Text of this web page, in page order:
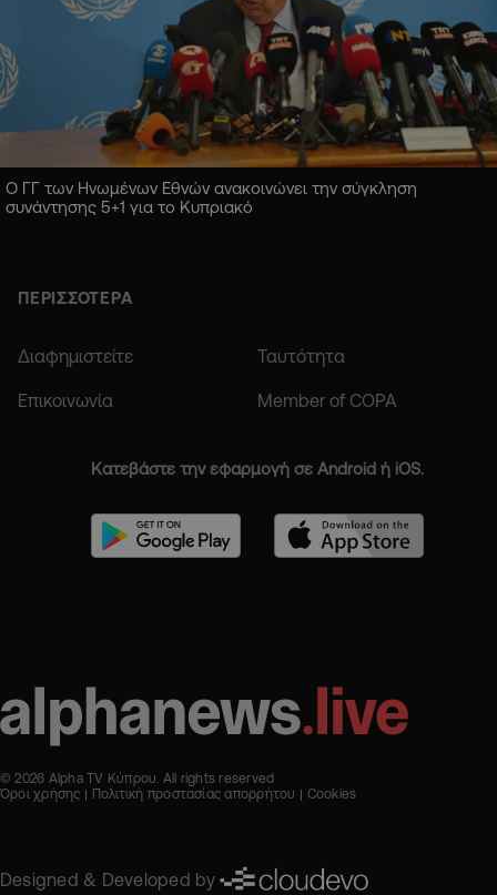
Ο ΓΓ των Ηνωμένων Εθνών ανακοινώνει την σύγκληση
συνάντησης 5+1 για το Κυπριακό
ΠΕΡΙΣΣΟΤΕΡΑ
Διαφημιστείτε Ταυτότητα
Επικοινωνία Member of COPA
Κατεβάστε την εφαρμογή σε Android ή iOS.
© 2026 Alpha TV Κύπρου. All rights reserved
Όροι χρήσης
Πολιτική προστασίας απορρήτου Cookies
Designed & Developed by